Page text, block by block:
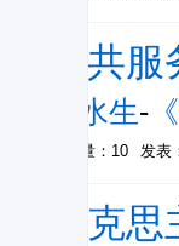
公共
陈水生-
被引量：10 发表
马克